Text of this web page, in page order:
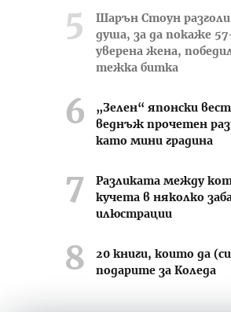
Шарън Стоун
душа, за да покаже
уверена жена,
тежка битка
„Зелен“ японски
веднъж прочетен
като мини градина
Разликата между
кучета в няколко
илюстрации
20 книги, които да
подарите за Коледа